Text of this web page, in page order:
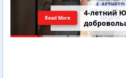
4-летний
Read More